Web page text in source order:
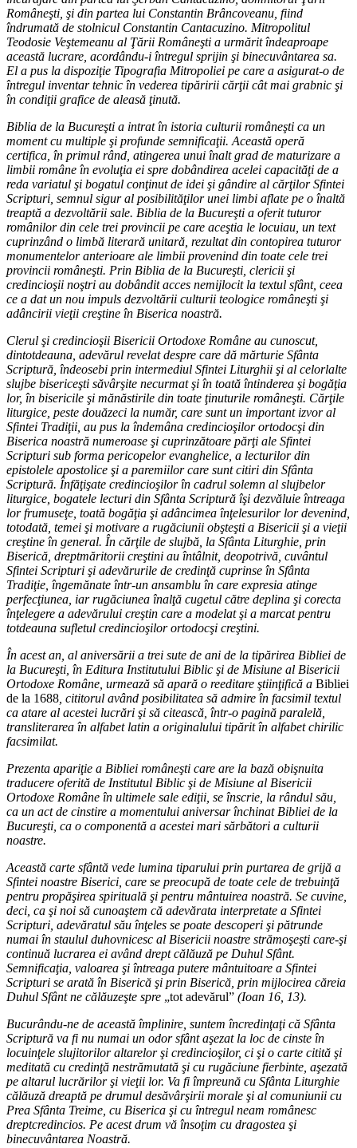
Româneşti, şi din partea lui Constantin Brâncoveanu, fiind
îndrumată de stolnicul Constantin Cantacuzino. Mitropolitul
Teodosie Veştemeanu al Ţării Româneşti a urmărit îndeaproape
această lucrare, acordându-i întregul sprijin şi binecuvântarea sa.
El a pus la dispoziţie Tipografia Mitropoliei pe care a asigurat-o de
întregul inventar tehnic în vederea tipăririi cărţii cât mai grabnic şi
în condiţii grafice de aleasă ţinută.
Biblia de la Bucureşti a intrat în istoria culturii româneşti ca un
moment cu multiple şi profunde semnificaţii. Această operă
certifica, în primul rând, atingerea unui înalt grad de maturizare a
limbii române în evoluţia ei spre dobândirea acelei capacităţi de a
reda variatul şi bogatul conţinut de idei şi gândire al cărţilor Sfintei
Scripturi, semnul sigur al posibilităţilor unei limbi aflate pe o înaltă
treaptă a dezvoltării sale. Biblia de la Bucureşti a oferit tuturor
românilor din cele trei provincii pe care aceştia le locuiau, un text
cuprinzând o limbă literară unitară, rezultat din contopirea tuturor
monumentelor anterioare ale limbii provenind din toate cele trei
provincii româneşti. Prin Biblia de la Bucureşti, clericii şi
credincioşii noştri au dobândit acces nemijlocit la textul sfânt, ceea
ce a dat un nou impuls dezvoltării culturii teologice româneşti şi
adâncirii vieţii creştine în Biserica noastră.
Clerul şi credincioşii Bisericii Ortodoxe Române au cunoscut,
dintotdeauna, adevărul revelat despre care dă mărturie Sfânta
Scriptură, îndeosebi prin intermediul Sfintei Liturghii şi al celorlalte
slujbe bisericeşti săvârşite necurmat şi în toată întinderea şi bogăţia
lor, în bisericile şi mănăstirile din toate ţinuturile româneşti. Cărţile
liturgice, peste douăzeci la număr, care sunt un important izvor al
Sfintei Tradiţii, au pus la îndemâna credincioşilor ortodocşi din
Biserica noastră numeroase şi cuprinzătoare părţi ale Sfintei
Scripturi sub forma pericopelor evanghelice, a lecturilor din
epistolele apostolice şi a paremiilor care sunt citiri din Sfânta
Scriptură. Înfăţişate credincioşilor în cadrul solemn al slujbelor
liturgice, bogatele lecturi din Sfânta Scriptură îşi dezvăluie întreaga
lor frumuseţe, toată bogăţia şi adâncimea înţelesurilor lor devenind,
totodată, temei şi motivare a rugăciunii obşteşti a Bisericii şi a vieţii
creştine în general. În cărţile de slujbă, la Sfânta Liturghie, prin
Biserică, dreptmăritorii creştini au întâlnit, deopotrivă, cuvântul
Sfintei Scripturi şi adevărurile de credinţă cuprinse în Sfânta
Tradiţie, îngemănate într-un ansamblu în care expresia atinge
perfecţiunea, iar rugăciunea înalţă cugetul către deplina şi corecta
înţelegere a adevărului creştin care a modelat şi a marcat pentru
totdeauna sufletul credincioşilor ortodocşi creştini.
În acest an, al aniversării a trei sute de ani de la tipărirea Bibliei de
la Bucureşti, în Editura Institutului Biblic şi de Misiune al Bisericii
Ortodoxe Române, urmează să apară o reeditare ştiinţifică a Bibliei
de la 1688 , cititorul având posibilitatea să admire în facsimil textul
ca atare al acestei lucrări şi să citească, într-o pagină paralelă,
transliterarea în alfabet latin a originalului tipărit în alfabet chirilic
facsimilat.
Prezenta apariţie a Bibliei româneşti care are la bază obişnuita
traducere oferită de Institutul Biblic şi de Misiune al Bisericii
Ortodoxe Române în ultimele sale ediţii, se înscrie, la rândul său,
ca un act de cinstire a momentului aniversar închinat Bibliei de la
Bucureşti, ca o componentă a acestei mari sărbători a culturii
noastre.
Această carte sfântă vede lumina tiparului prin purtarea de grijă a
Sfintei noastre Biserici, care se preocupă de toate cele de trebuinţă
pentru propăşirea spirituală şi pentru mântuirea noastră. Se cuvine,
deci, ca şi noi să cunoaştem că adevărata interpretate a Sfintei
Scripturi, adevăratul său înţeles se poate descoperi şi pătrunde
numai în staulul duhovnicesc al Bisericii noastre strămoşeşti care-şi
continuă lucrarea ei având drept călăuză pe Duhul Sfânt.
Semnificaţia, valoarea şi întreaga putere mântuitoare a Sfintei
Scripturi se arată în Biserică şi prin Biserică, prin mijlocirea căreia
Duhul Sfânt ne călăuzeşte spre „tot adevărul” (Ioan 16, 13).
Bucurându-ne de această împlinire, suntem încredinţaţi că Sfânta
Scriptură va fi nu numai un odor sfânt aşezat la loc de cinste în
locuinţele slujitorilor altarelor şi credincioşilor, ci şi o carte citită şi
meditată cu credinţă nestrămutată şi cu rugăciune fierbinte, aşezată
pe altarul lucrărilor şi vieţii lor. Va fi împreună cu Sfânta Liturghie
călăuză dreaptă pe drumul desăvârşirii morale şi al comuniunii cu
Prea Sfânta Treime, cu Biserica şi cu întregul neam românesc
dreptcredincios. Pe acest drum vă însoţim cu dragostea şi
binecuvântarea Noastră.